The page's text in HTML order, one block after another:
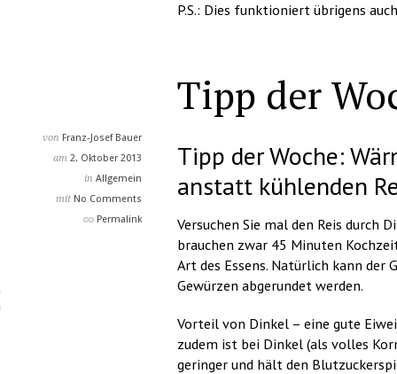
P.S.: Dies funktioniert übrigens
Tipp der
von Franz-Josef Bauer
am 2. Oktober 2013
in Allgemein
mit No Comments
Permalink
Tipp der Woche:
anstatt kühlenden
Versuchen Sie mal den Reis durch
brauchen zwar 45 Minuten
Art des Essens. Natürlich kann der
Gewürzen abgerundet werden.
Vorteil von Dinkel – eine gute
zudem ist bei Dinkel (als volles
geringer und hält den